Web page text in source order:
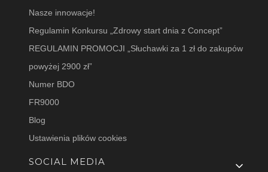
Nasze innowacje!
Regulamin Konkursu „Zdrowy start dnia z Concept”
REGULAMIN PROMOCJI „Słuchawki za 1 zł do zakupów
powyżej 2900 zł”
Numer BDO
FR9000
Blog
Ustawienia plików cookies
SOCIAL MEDIA